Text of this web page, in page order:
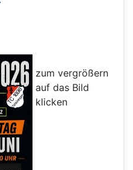
zum vergrößern
auf das Bild
klicken